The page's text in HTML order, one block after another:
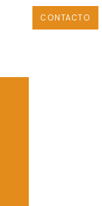
CONTACTO